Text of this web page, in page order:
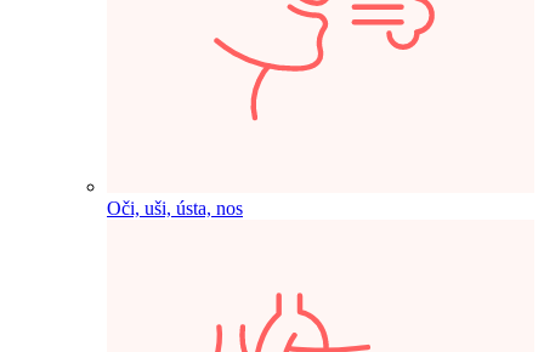
Oči, uši, ústa, nos